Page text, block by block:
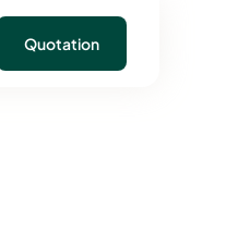
Quotation